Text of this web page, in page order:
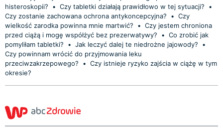
histeroskopii?
• Czy tabletki działają prawidłowo w tej sytuacji?
•
Czy zostanie zachowana ochrona antykoncepcyjna?
• Czy
wielkość zarodka powinna mnie martwić?
• Czy jestem chroniona
przed ciążą i mogę współżyć bez prezerwatywy?
• Co zrobić jak
pomyliłam tabletki?
• Jak leczyć dalej te niedrożne jajowody?
•
Czy powinnam wrócić do przyjmowania leku
przeciwzakrzepowego?
• Czy istnieje ryzyko zajścia w ciążę w tym
okresie?